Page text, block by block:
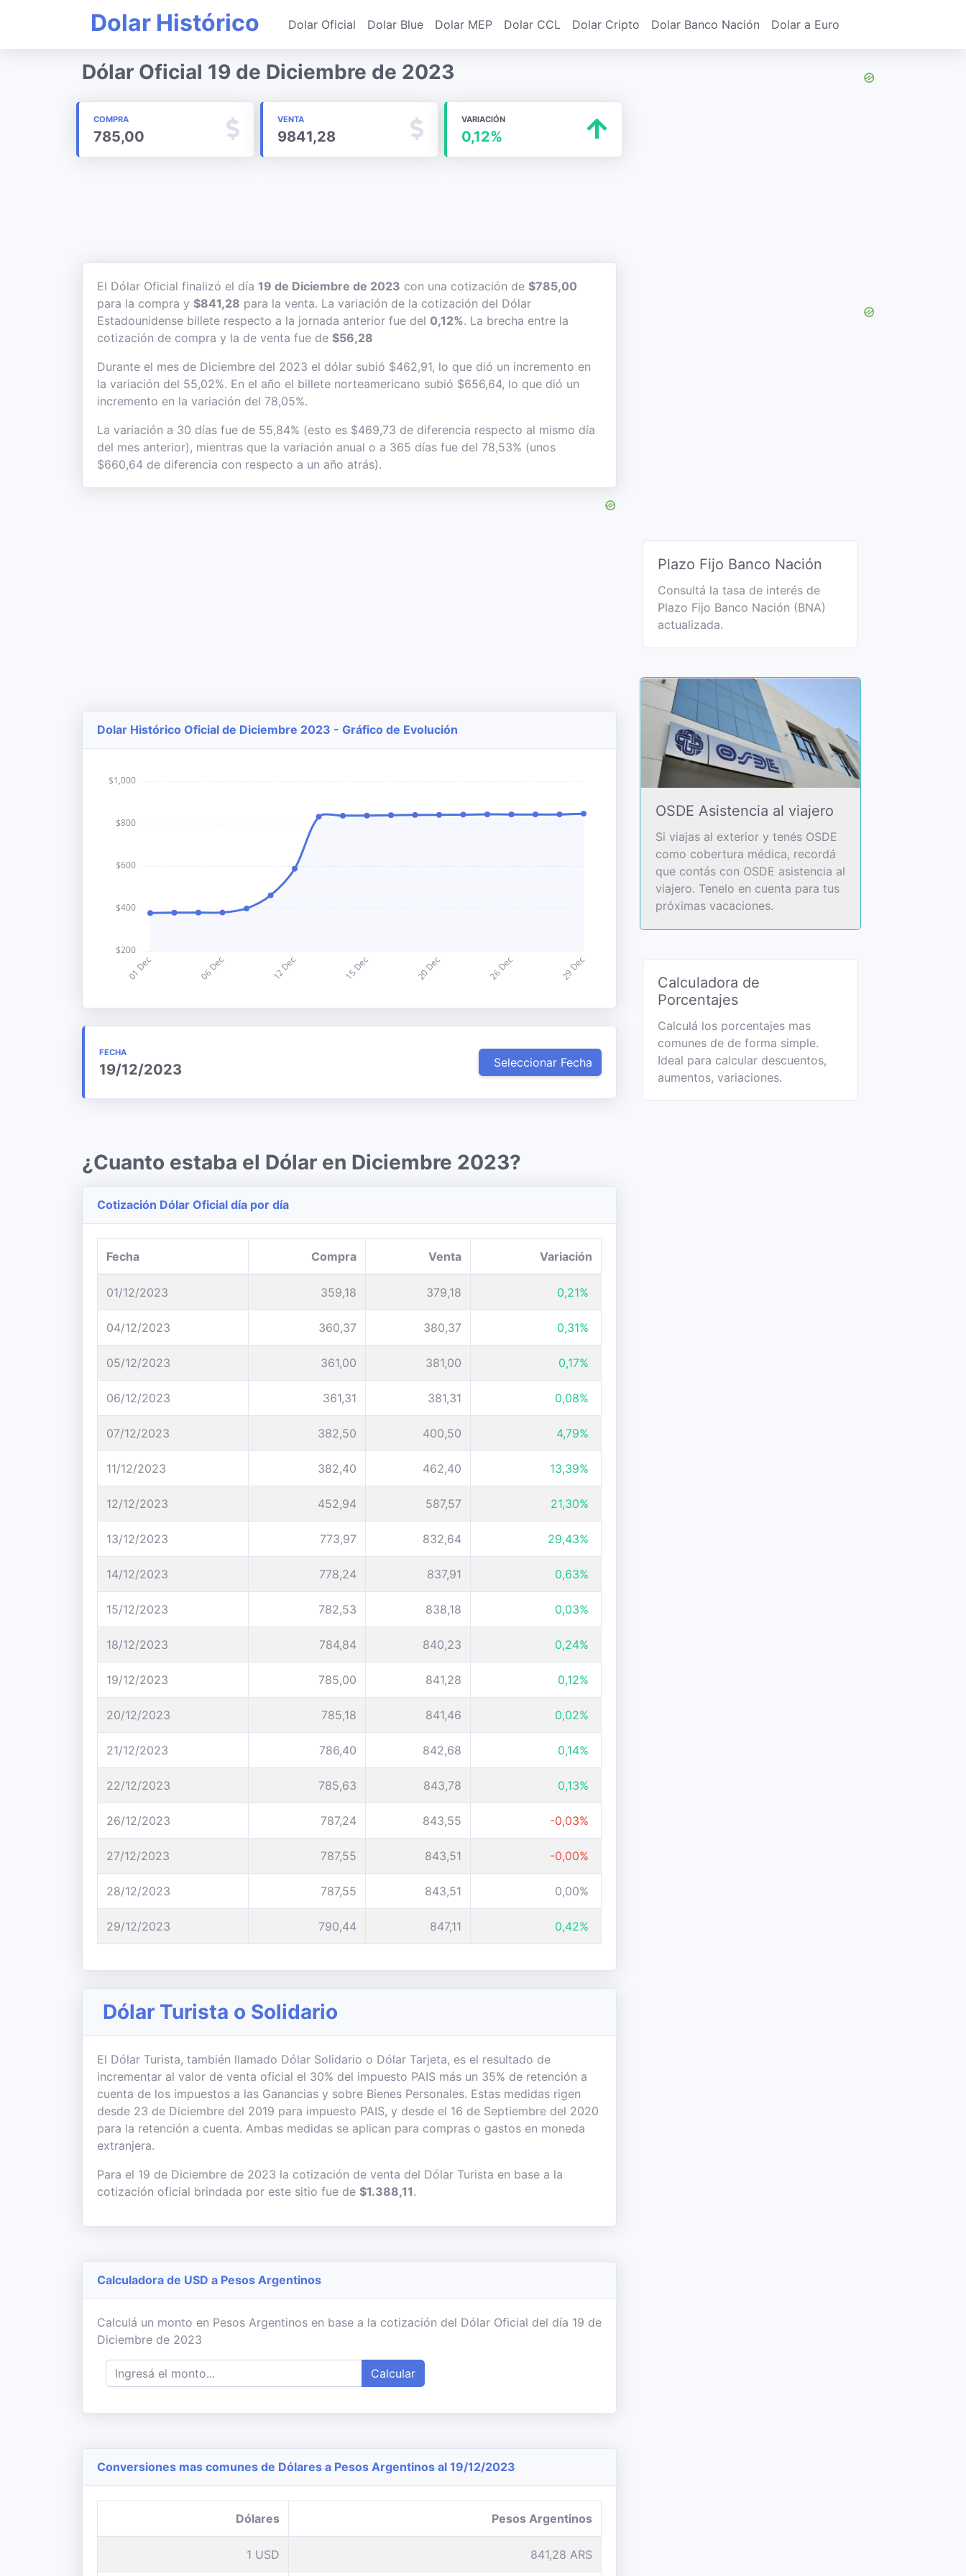
Dolar Histórico Dolar Oficial Dolar Blue Dolar MEP Dolar CCL Dolar Cripto Dolar Banco Nación Dolar a Euro
Dólar Oficial 19 de Diciembre de 2023
COMPRA
785,00
VENTA
9841,28
VARIACIÓN
0,12%
El Dólar Oficial finalizó el día 19 de Diciembre de 2023 con una cotización de $785,00
para la compra y $841,28 para la venta. La variación de la cotización del Dólar
Estadounidense billete respecto a la jornada anterior fue del 0,12%. La brecha entre la
cotización de compra y la de venta fue de $56,28
Durante el mes de Diciembre del 2023 el dólar subió $462,91, lo que dió un incremento en
la variación del 55,02%. En el año el billete norteamericano subió $656,64, lo que dió un
incremento en la variación del 78,05%.
La variación a 30 días fue de 55,84% (esto es $469,73 de diferencia respecto al mismo día
del mes anterior), mientras que la variación anual o a 365 días fue del 78,53% (unos
$660,64 de diferencia con respecto a un año atrás).
Dolar Histórico Oficial de Diciembre 2023 - Gráfico de Evolución
FECHA
19/12/2023 Seleccionar Fecha
¿Cuanto estaba el Dólar en Diciembre 2023?
Cotización Dólar Oficial día por día
Fecha Compra Venta Variación
01/12/2023 359,18 379,18 0,21%
04/12/2023 360,37 380,37 0,31%
05/12/2023 361,00 381,00 0,17%
06/12/2023 361,31 381,31 0,08%
07/12/2023 382,50 400,50 4,79%
11/12/2023 382,40 462,40 13,39%
12/12/2023 452,94 587,57 21,30%
13/12/2023 773,97 832,64 29,43%
14/12/2023 778,24 837,91 0,63%
15/12/2023 782,53 838,18 0,03%
18/12/2023 784,84 840,23 0,24%
19/12/2023 785,00 841,28 0,12%
20/12/2023 785,18 841,46 0,02%
21/12/2023 786,40 842,68 0,14%
22/12/2023 785,63 843,78 0,13%
26/12/2023 787,24 843,55 -0,03%
27/12/2023 787,55 843,51 -0,00%
28/12/2023 787,55 843,51 0,00%
29/12/2023 790,44 847,11 0,42%
Dólar Turista o Solidario
El Dólar Turista, también llamado Dólar Solidario o Dólar Tarjeta, es el resultado de
incrementar al valor de venta oficial el 30% del impuesto PAIS más un 35% de retención a
cuenta de los impuestos a las Ganancias y sobre Bienes Personales. Estas medidas rigen
desde 23 de Diciembre del 2019 para impuesto PAIS, y desde el 16 de Septiembre del 2020
para la retención a cuenta. Ambas medidas se aplican para compras o gastos en moneda
extranjera.
Para el 19 de Diciembre de 2023 la cotización de venta del Dólar Turista en base a la
cotización oficial brindada por este sitio fue de $1.388,11.
Calculadora de USD a Pesos Argentinos
Calculá un monto en Pesos Argentinos en base a la cotización del Dólar Oficial del día 19 de
Diciembre de 2023
Calcular
Conversiones mas comunes de Dólares a Pesos Argentinos al 19/12/2023
Dólares Pesos Argentinos
1 USD 841,28 ARS
Plazo Fijo Banco Nación
Consultá la tasa de interés de
Plazo Fijo Banco Nación (BNA)
actualizada.
OSDE Asistencia al viajero
Si viajas al exterior y tenés OSDE
como cobertura médica, recordá
que contás con OSDE asistencia al
viajero. Tenelo en cuenta para tus
próximas vacaciones.
Calculadora de
Porcentajes
Calculá los porcentajes mas
comunes de de forma simple.
Ideal para calcular descuentos,
aumentos, variaciones.